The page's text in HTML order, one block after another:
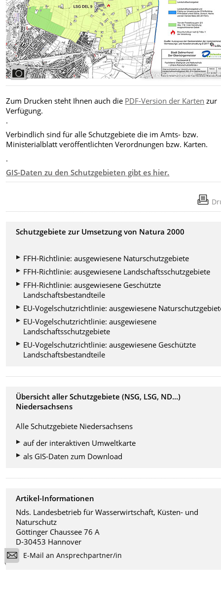
Bildrechte:Stadt
Zum Drucken steht Ihnen auch die PDF-Version der Karten zur
Verfügung.
.
Verbindlich sind für alle Schutzgebiete die im Amts- bzw.
Ministerialblatt veröffentlichten Verordnungen bzw. Karten.
.
GIS-Daten zu den Schutzgebieten gibt es hier.
Schutzgebiete zur Umsetzung von Natura 2000
FFH-Richtlinie: ausgewiesene Naturschutzgebiete
FFH-Richtlinie: ausgewiesene Landschaftsschutzgebiete
FFH-Richtlinie: ausgewiesene Geschützte
Landschaftsbestandteile
EU-Vogelschutzrichtlinie: ausgewiesene
EU-Vogelschutzrichtlinie: ausgewiesene
Landschaftsschutzgebiete
EU-Vogelschutzrichtlinie: ausgewiesene Geschützte
Landschaftsbestandteile
Übersicht aller Schutzgebiete (NSG, LSG, ND...)
Niedersachsens
Alle Schutzgebiete Niedersachsens
auf der interaktiven Umweltkarte
als GIS-Daten zum Download
Artikel-Informationen
Nds. Landesbetrieb für Wasserwirtschaft, Küsten- und
Naturschutz
Göttinger Chaussee 76 A
D-30453 Hannover
E-Mail an Ansprechpartner/in